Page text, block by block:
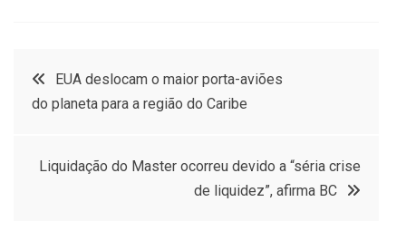
t
e
e
Post
navigation
EUA deslocam o maior porta-aviões
do planeta para a região do Caribe
Liquidação do Master ocorreu devido a “séria crise
de liquidez”, afirma BC